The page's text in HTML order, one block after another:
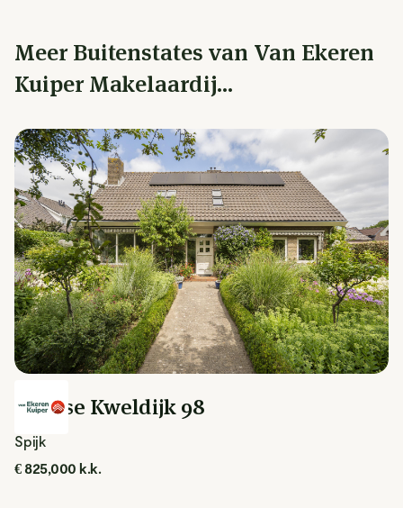
Meer Buitenstates van Van Ekeren
Kuiper Makelaardij...
Spijkse Kweldijk 98
Spijk
€ 825,000 k.k.